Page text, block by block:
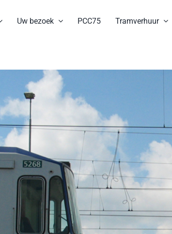
Uw bezoek PCC75 Tramverhuur